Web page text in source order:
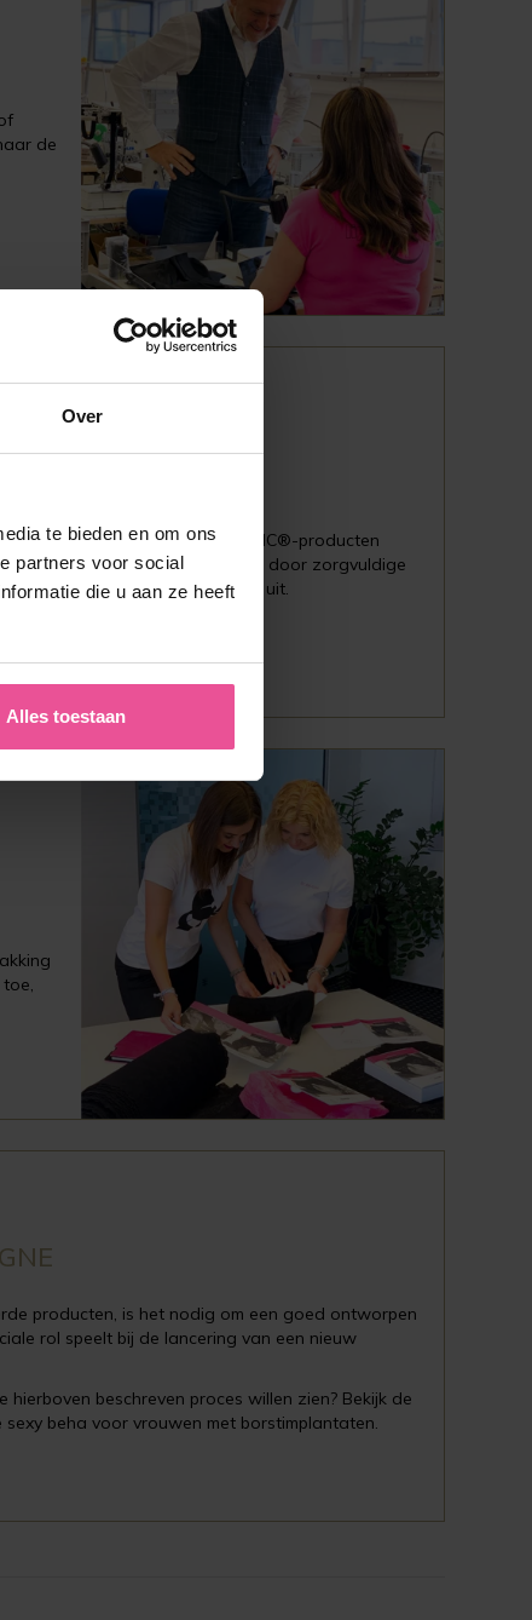
Over
te bieden en om ons
partners voor social
die u aan ze heeft
Alles toestaan
de
eindcontrole. "Alle LIPOELASTIC®-producten
elk postoperatief kledingstuk door zorgvuldige
het proces van de eindcontrole uit.
producten, is het nodig om een goed ontworpen
rol speelt bij de lancering van een nieuw
beschreven proces willen zien? Bekijk de
beha voor vrouwen met borstimplantaten.